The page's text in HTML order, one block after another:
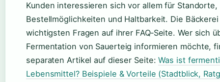
Kunden interessieren sich vor allem für
Bestellmöglichkeiten und Haltbarkeit. Die
wichtigsten Fragen auf ihrer FAQ‑Seite. Wer sich
Fermentation von Sauerteig informieren möchte,
separaten Artikel auf dieser Seite:Was ist
Lebensmittel? Beispiele & Vorteile (Stadtblick,